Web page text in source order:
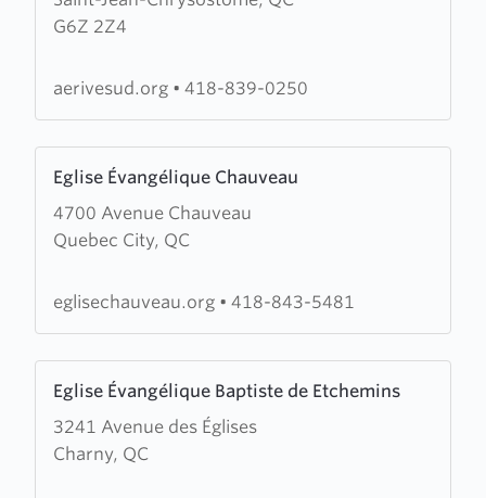
G6Z 2Z4
évangélique
aerivesud.org • 418-839-0250
Eglise Évangélique Chauveau
4700 Avenue Chauveau
Quebec City, QC
more
about
Eglise
Chauveau
eglisechauveau.org • 418-843-5481
Eglise Évangélique Baptiste de Etchemins
3241 Avenue des Églises
Charny, QC
more
about
Eglise